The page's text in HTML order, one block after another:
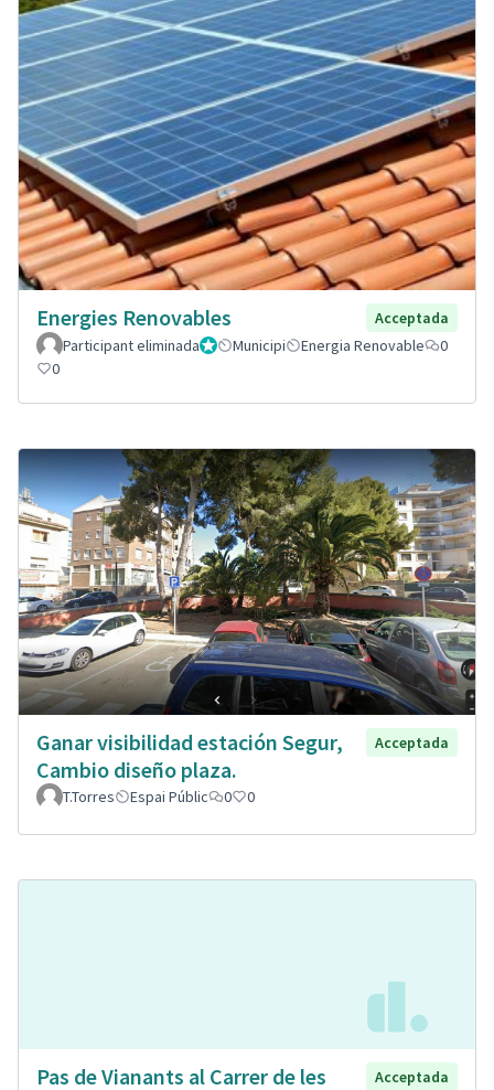
Energies Renovables
Acceptada
Participant eliminadaAdministrador
Municipi Energia Renovable
0
0
Ganar visibilidad estación Segur,
Cambio diseño plaza.
Acceptada
T.Torres Espai Públic 0 0
Pas de Vianants al Carrer de les
Acceptada